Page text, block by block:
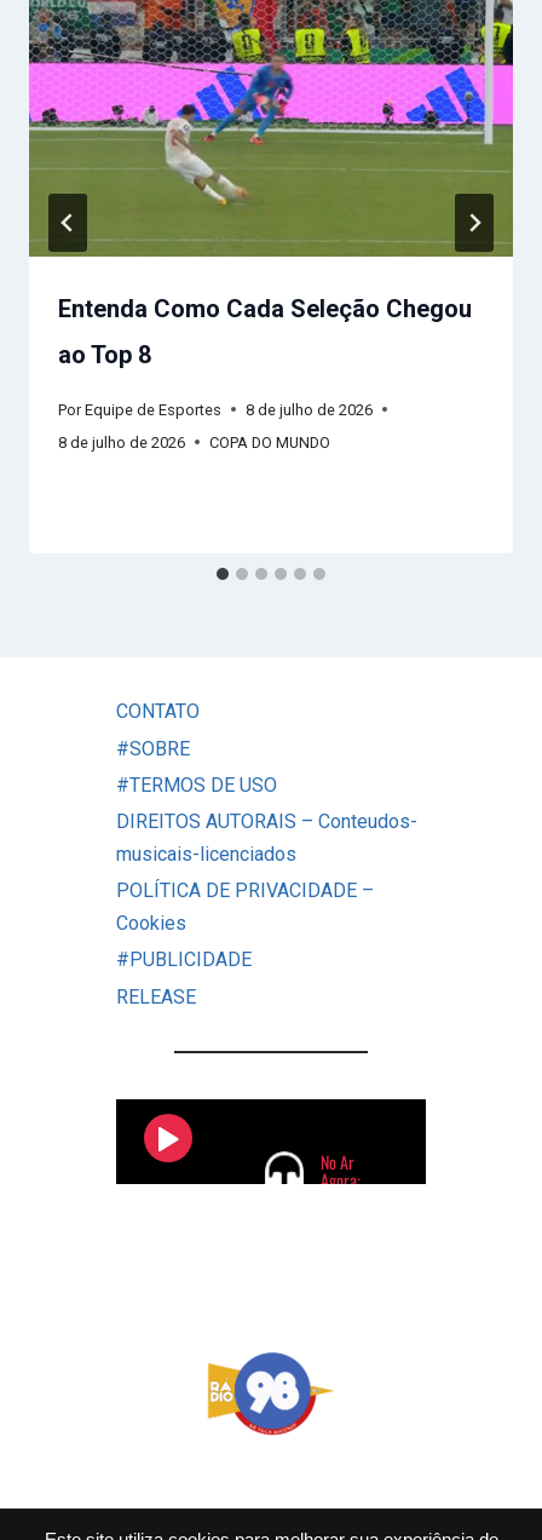
Entenda Como Cada Seleção Chegou
ao Top 8
Por Equipe de Esportes
8 de julho de 2026
8 de julho de 2026
COPA DO MUNDO
CONTATO
#SOBRE
#TERMOS DE USO
DIREITOS AUTORAIS – Conteudos-
musicais-licenciados
POLÍTICA DE PRIVACIDADE –
Cookies
#PUBLICIDADE
RELEASE